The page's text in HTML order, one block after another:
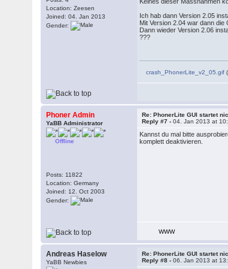
Location: Zeesen
Joined: 04. Jan 2013
Gender:
Ich hab dann Version 2.05
Mit Version 2.04 war dann
Dann wieder Version 2.06
???
crash_PhonerLite_v2_05.gif
Phoner Admin
YaBB Administrator
Offline
Posts: 11822
Location: Germany
Joined: 12. Oct 2003
Gender:
Re: PhonerLite GUI startet
Reply #7 -04. Jan 2013 at
Kannst du mal bitte
komplett deaktivieren.
WWW
Andreas Haselow
YaBB Newbies
Re: PhonerLite GUI startet
Reply #8 -06. Jan 2013 at